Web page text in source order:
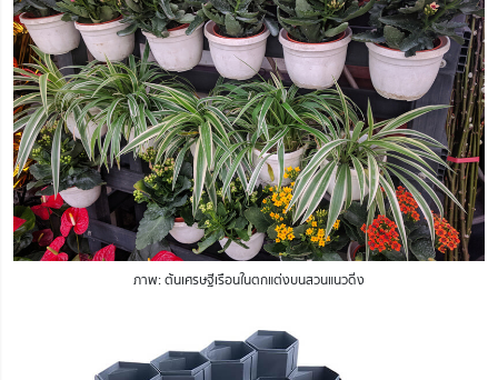
ภาพ: ต้นเศรษฐีเรือนในตกแต่งบนสวนแนวดิ่ง